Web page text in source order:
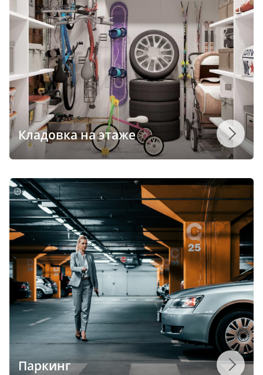
Кладовка на этаже
Паркинг